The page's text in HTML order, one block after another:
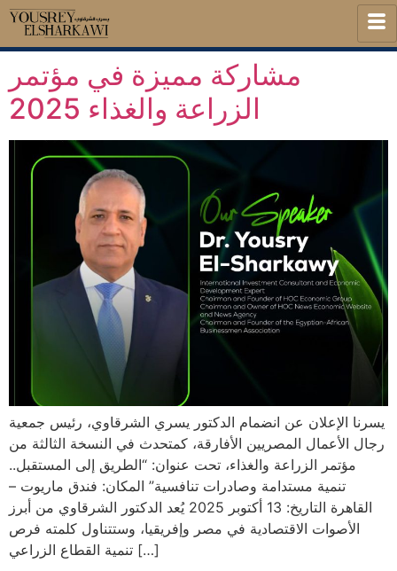
مشاركة مميزة في مؤتمر
الزراعة والغذاء 2025
يسرنا الإعلان عن انضمام الدكتور يسري الشرقاوي، رئيس جمعية
رجال الأعمال المصريين الأفارقة، كمتحدث في النسخة الثالثة من
مؤتمر الزراعة والغذاء، تحت عنوان: “الطريق إلى المستقبل..
تنمية مستدامة وصادرات تنافسية” المكان: فندق ماريوت –
القاهرة التاريخ: 13 أكتوبر 2025 يُعد الدكتور الشرقاوي من أبرز
الأصوات الاقتصادية في مصر وإفريقيا، وستتناول كلمته فرص
تنمية القطاع الزراعي […]